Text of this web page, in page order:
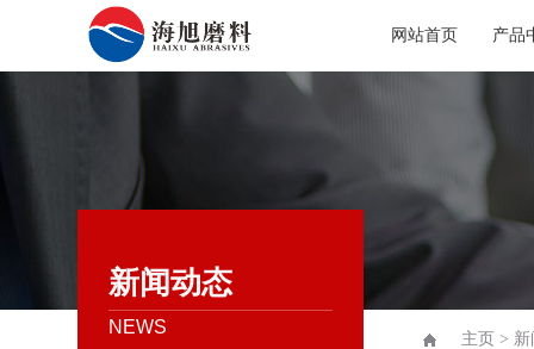
网站首页 产品
新闻动态
NEWS
主页 >